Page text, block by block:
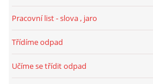
BÁSNĚ K TÉMATU ZIMA
POHYBOVÉ AKTIVITY NA TÉMA ZIMA
Pracovní list - slova , jaro
Třídíme odpad
Učíme se třídit odpad